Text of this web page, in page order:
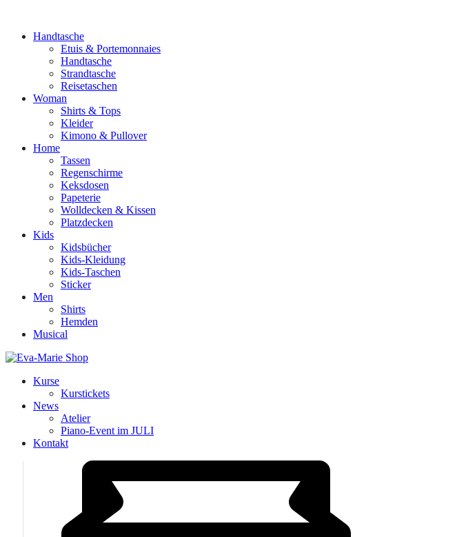
Handtasche
Etuis & Portemonnaies
Handtasche
Strandtasche
Reisetaschen
Woman
Shirts & Tops
Kleider
Kimono & Pullover
Home
Tassen
Regenschirme
Keksdosen
Papeterie
Wolldecken & Kissen
Platzdecken
Kids
Kidsbücher
Kids-Kleidung
Kids-Taschen
Sticker
Men
Shirts
Hemden
Musical
Kurse
Kurstickets
News
Atelier
Piano-Event im JULI
Kontakt